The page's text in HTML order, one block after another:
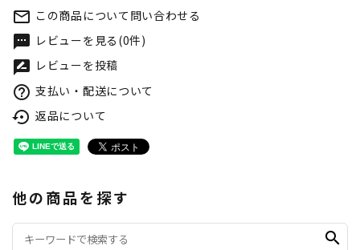
mail_outline この商品について問い合わせる
textsms レビューを見る(0件)
rate_review レビューを投稿
help_outline 支払い・配送について
settings_backup_restore 返品について
他の商品を探す
search